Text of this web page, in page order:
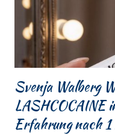
Svenja Walberg
LASHCOCAINE
Erfahrung nach